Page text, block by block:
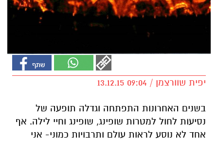
יפית שוורצמן / 09:04 13.12.15
בשנים האחרונות התפתחה וגדלה תופעה של
נסיעות לחול למטרות שופינג, שופינג וחיי לילה. אף
אחד לא נוסע לראות עולם ותרבויות כמוני- אני